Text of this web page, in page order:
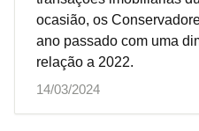
ocasião, os
ano passado com uma
relação a 2022.
14/03/2024